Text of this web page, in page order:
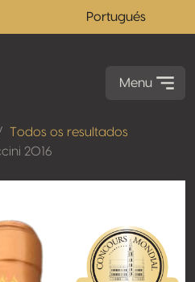
Portugués
Menu
Todos os resultados
2016